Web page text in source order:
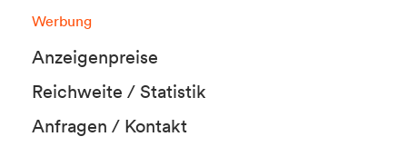
Werbung
Anzeigenpreise
Reichweite / Statistik
Anfragen / Kontakt